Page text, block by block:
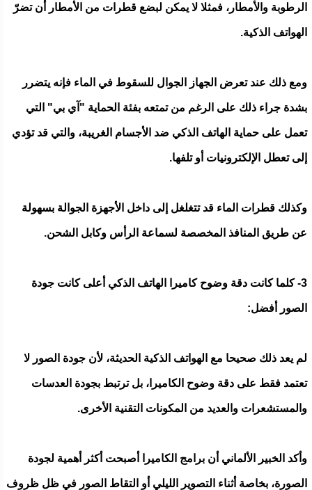
الرطوبة والأمطار، فمثلا لا يمكن لبضع قطرات من الأمطار أن تضرّ
الهواتف الذكية.
ومع ذلك عند تعرض الجهاز الجوال للسقوط في الماء فإنه يتضرر
بشدة جراء ذلك على الرغم من تمتعه بفئة الحماية "آي بي" التي
تعمل على حماية الهاتف الذكي ضد الأجسام الغريبة، والتي قد تؤدي
إلى تعطل الإلكترونيات أو تلفها.
وكذلك قطرات الماء قد تتغلغل إلى داخل الأجهزة الجوالة بسهولة
عن طريق المنافذ المخصصة لسماعة الرأس وكابل الشحن.
3- كلما كانت دقة وضوح كاميرا الهاتف الذكي أعلى كانت جودة
الصور أفضل:
لم يعد ذلك صحيحا مع الهواتف الذكية الحديثة، لأن جودة الصور لا
تعتمد فقط على دقة وضوح الكاميرا، بل ترتبط بجودة العدسات
والمستشعرات والعديد من المكونات التقنية الأخرى.
وأكد الخبير الألماني أن برامج الكاميرا أصبحت أكثر أهمية لجودة
الصورة، بخاصة أثناء التصوير الليلي أو التقاط الصور في ظل ظروف